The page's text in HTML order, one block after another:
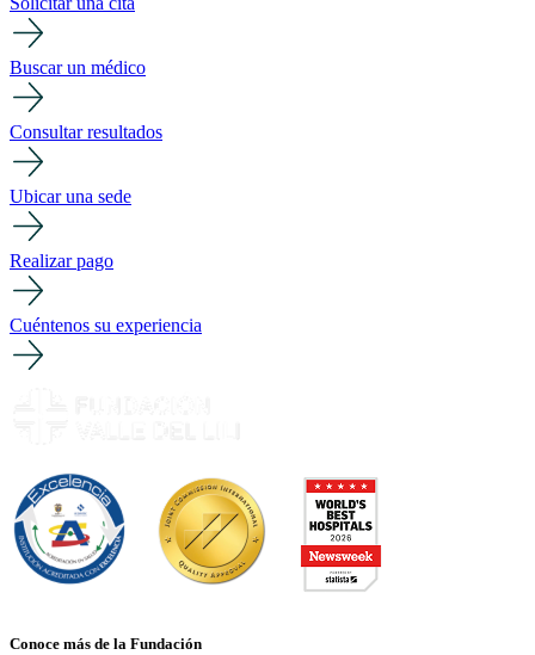
Buscar un médico
Consultar resultados
Ubicar una sede
Realizar pago
Cuéntenos su experiencia
Conoce más de la Fundación